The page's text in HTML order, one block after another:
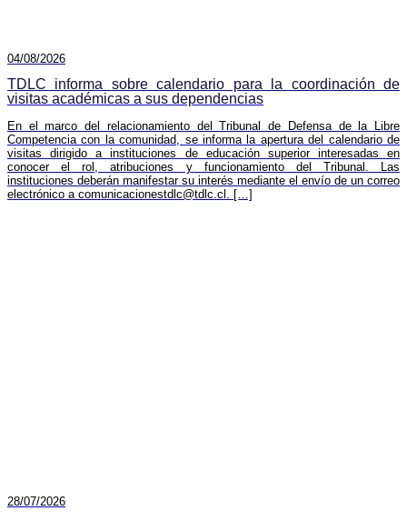
04/08/2026
TDLC informa sobre calendario para la coordinación de
visitas académicas a sus dependencias
En el marco del relacionamiento del Tribunal de Defensa de la Libre
Competencia con la comunidad, se informa la apertura del calendario de
visitas dirigido a instituciones de educación superior interesadas en
conocer el rol, atribuciones y funcionamiento del Tribunal. Las
instituciones deberán manifestar su interés mediante el envío de un correo
electrónico a comunicacionestdlc@tdlc.cl . […]
28/07/2026